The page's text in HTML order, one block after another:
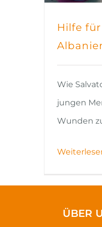
Hilfe
Wie
jungen
Wunden
ÜBER